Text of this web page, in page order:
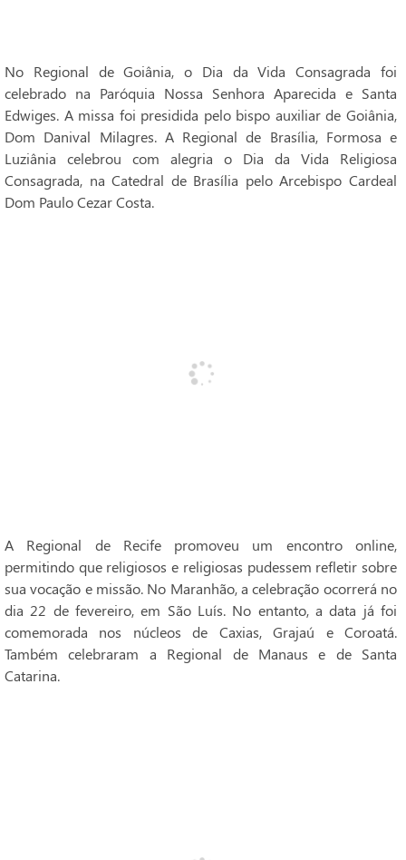
No Regional de Goiânia, o Dia da Vida Consagrada foi
celebrado na Paróquia Nossa Senhora Aparecida e Santa
Edwiges. A missa foi presidida pelo bispo auxiliar de Goiânia,
Dom Danival Milagres. A Regional de Brasília, Formosa e
Luziânia celebrou com alegria o Dia da Vida Religiosa
Consagrada, na Catedral de Brasília pelo Arcebispo Cardeal
Dom Paulo Cezar Costa.
A Regional de Recife promoveu um encontro online,
permitindo que religiosos e religiosas pudessem refletir sobre
sua vocação e missão. No Maranhão, a celebração ocorrerá no
dia 22 de fevereiro, em São Luís. No entanto, a data já foi
comemorada nos núcleos de Caxias, Grajaú e Coroatá.
Também celebraram a Regional de Manaus e de Santa
Catarina.